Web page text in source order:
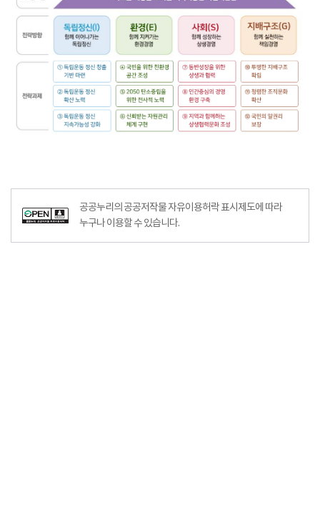
공공누리의 공공저작물 자유이용허락 표시제도에 따라
누구나 이용할 수 있습니다.